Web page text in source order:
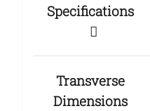
Specifications
Transverse
Dimensions